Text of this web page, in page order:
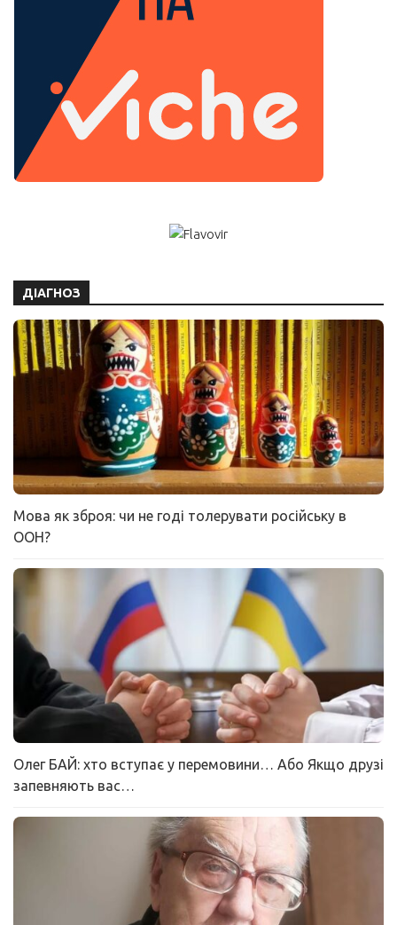
ДІАГНОЗ
Мова як зброя: чи не годі толерувати російську в
ООН?
Олег БАЙ: хто вступає у перемовини… Або Якщо друзі
запевняють вас…